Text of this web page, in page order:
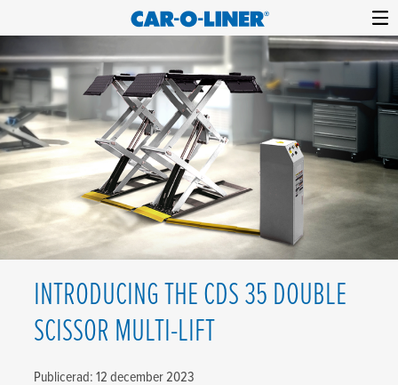
Skip
to
content
Car-
O-
Liner
Collision
Equipment
INTRODUCING THE CDS 35 DOUBLE
SCISSOR MULTI-LIFT
Publicerad: 12 december 2023